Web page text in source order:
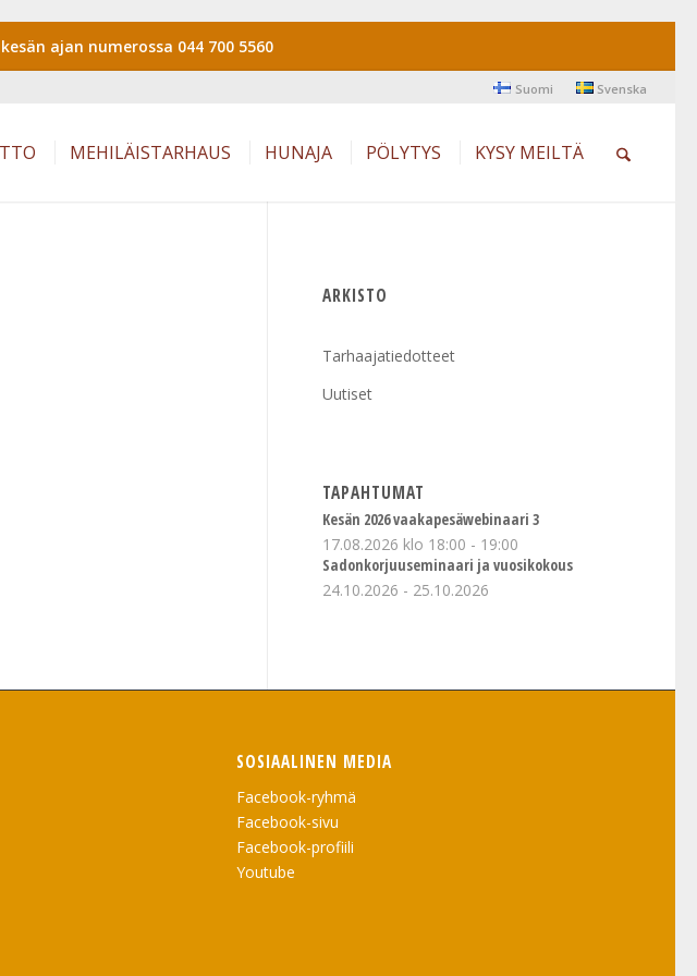
ajan numerossa 044 700 5560
Suomi Svenska
MEHILÄISTARHAUS HUNAJA PÖLYTYS KYSY MEILTÄ
ARKISTO
Tarhaajatiedotteet
Uutiset
TAPAHTUMAT
Kesän 2026 vaakapesäwebinaari 3
17.08.2026 klo 18:00 - 19:00
Sadonkorjuuseminaari ja vuosikokous
24.10.2026 - 25.10.2026
SOSIAALINEN MEDIA
Facebook-ryhmä
Facebook-sivu
Facebook-profiili
Youtube